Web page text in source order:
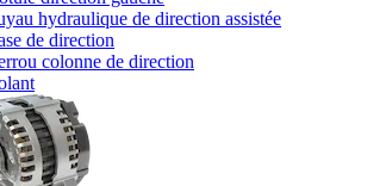
hydraulique de direction assistée
de direction
colonne de direction